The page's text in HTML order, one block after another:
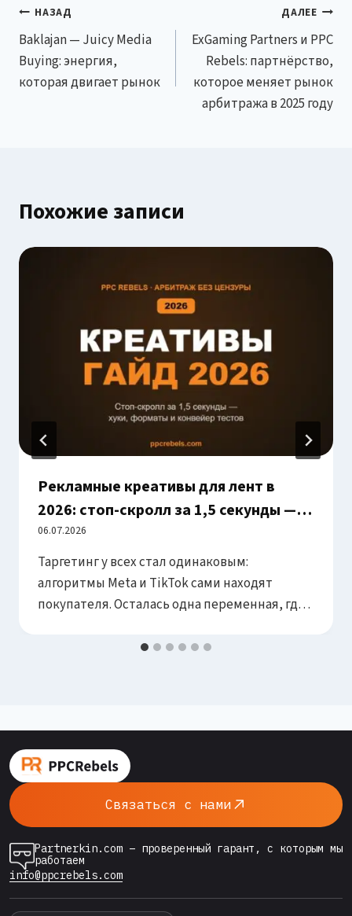
Навигация
по
записям
НАЗАД
Baklajan — Juicy Media
Buying: энергия,
которая двигает рынок
ДАЛЕЕ
ExGaming Partners и PPC
Rebels: партнёрство,
которое меняет рынок
арбитража в 2025 году
Похожие записи
Рекламные креативы для лент в
2026: стоп-скролл за 1,5 секунды —
форматы, хуки и конвейер тестов
06.07.2026
Таргетинг у всех стал одинаковым:
алгоритмы Meta и TikTok сами находят
покупателя. Осталась одна переменная, где
креативы. Именно они решают 70%
поверить. Всё остальное — ставки,
аудитории, размещения — алгоритм
выровняет…
Связаться с нами
Partnerkin.com – проверенный гарант, с которым мы
работаем
info@ppcrebels.com